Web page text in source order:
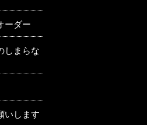
ーダー
しまらな
いします